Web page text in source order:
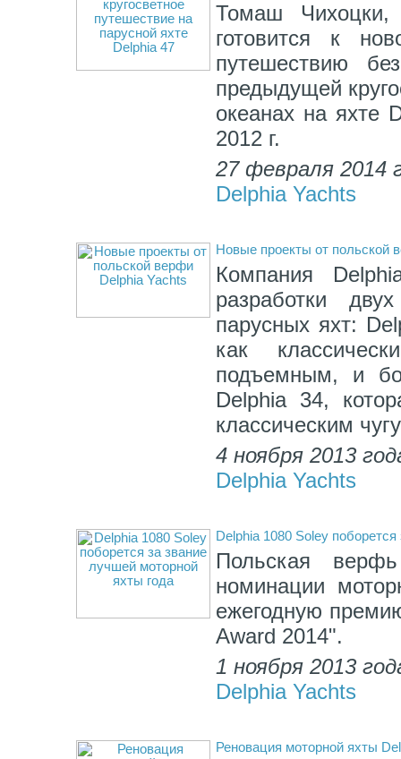
Томаш
готовится к
путешествию
предыдущей
океанах на яхте
2012 г.
27 февраля 2014
Delphia Yachts
Новые проекты от польской
Компания
разработки
парусных яхт:
как
подъемным, и
Delphia 34,
классическим
4 ноября 2013
Delphia Yachts
Delphia 1080 Soley
Польская
номинации
ежегодную
Award 2014".
1 ноября 2013
Delphia Yachts
Реновация моторной яхты